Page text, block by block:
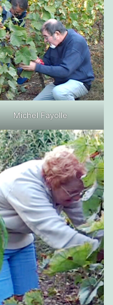
Michel Fayolle